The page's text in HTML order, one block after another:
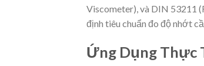
Viscometer), và DIN 53211
định tiêu chuẩn đo độ nhớt
Ứng Dụng Thực